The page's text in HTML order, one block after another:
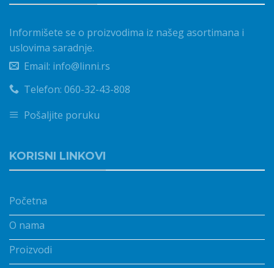
Informišete se o proizvodima iz našeg asortimana i
uslovima saradnje.
Email: info@linni.rs
Telefon: 060-32-43-808
Pošaljite poruku
KORISNI LINKOVI
Početna
O nama
Proizvodi